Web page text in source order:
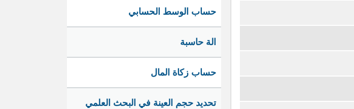
حساب الوسط الحسابي
الة حاسبة
حساب زكاة المال
تحديد حجم العينة في البحث العلمي